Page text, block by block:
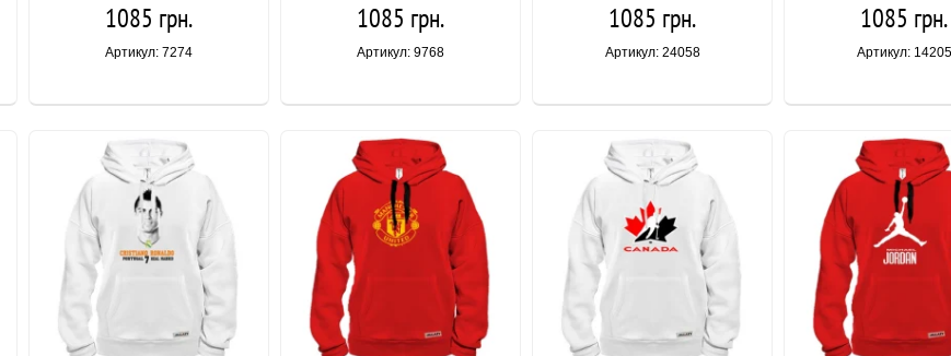
1085 грн.
Артикул: 7274
1085 грн.
Артикул: 9768
1085 грн.
Артикул: 24058
1085 грн.
Артикул: 14205